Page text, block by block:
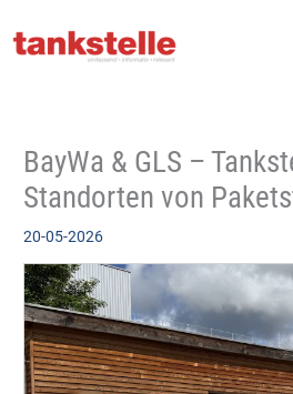
Inhalt
BayWa & GLS –
Standorten von
20-05-2026